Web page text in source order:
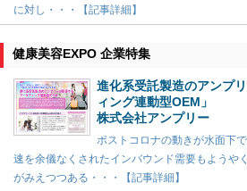
に対し・・・【記事詳細】
健康美容EXPO 企業特集
進化系受託製造のアンプ
ィング連動型OEM」
株式会社アンプリー
ポストコロナの動きが水面下
速を余儀なくされたインバウンド需要もようや
がみえつつある・・・【記事詳細】